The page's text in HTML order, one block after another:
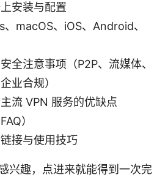
安装与配置
macOS、iOS、Android、
全注意事项（P2P、流媒体、
业合规）
流 VPN 服务的优缺点
）
接与使用技巧
兴趣，点进来就能得到一次完